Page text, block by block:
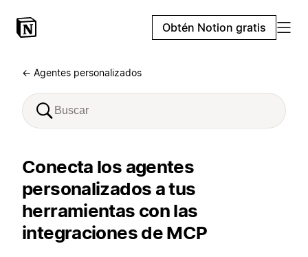
Obtén Notion gratis
← Agentes personalizados
Conecta los agentes
personalizados a tus
herramientas con las
integraciones de MCP